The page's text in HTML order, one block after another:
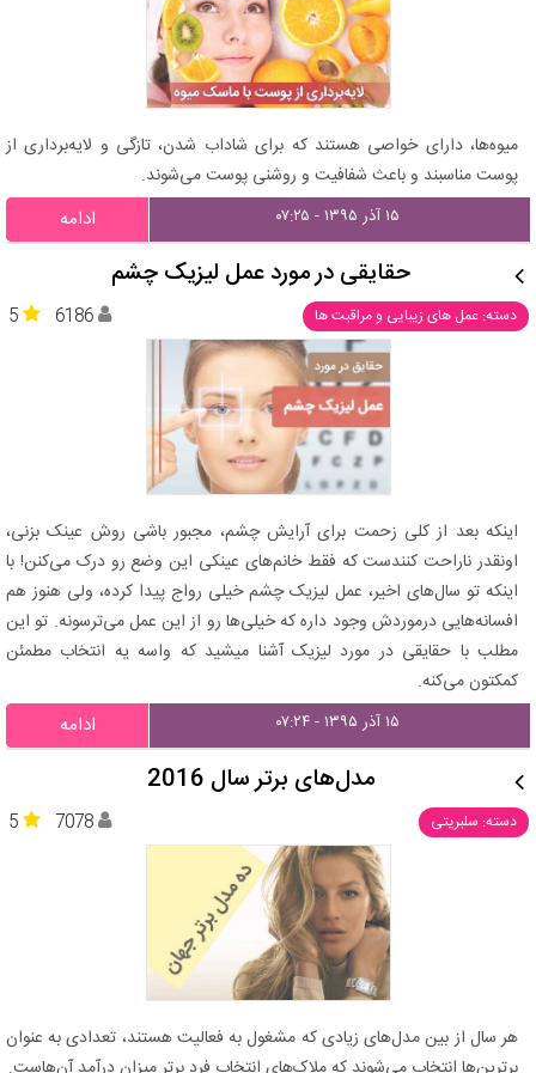
میوه‌ها، دارای خواصی هستند که برای شاداب شدن، تازگی و لایه‌برداری از
پوست مناسبند و باعث شفافیت و روشنی پوست می‌شوند.
۱۵ آذر ۱۳۹۵ - ۰۷:۲۵ ادامه
حقایقی در مورد عمل لیزیک چشم
دسته: عمل های زیبایی و مراقبت ها 5 6186
اینکه بعد از کلی زحمت برای آرایش چشم، مجبور باشی روش عینک بزنی،
اونقدر ناراحت کنندست که فقط خانم‌های عینکی این وضع رو درک می‌کنن! با
اینکه تو سال‌های اخیر، عمل لیزیک چشم خیلی رواج پیدا کرده، ولی هنوز هم
افسانه‌هایی درموردش وجود داره که خیلی‌ها رو از این عمل می‌ترسونه. تو این
مطلب با حقایقی در مورد لیزیک آشنا میشید که واسه یه انتخاب مطمئن
کمکتون می‌کنه.
۱۵ آذر ۱۳۹۵ - ۰۷:۲۴ ادامه
مدل‌های برتر سال 2016
دسته: سلبریتی 5 7078
هر سال از بین مدل‌های زیادی که مشغول به فعالیت هستند، تعدادی به عنوان